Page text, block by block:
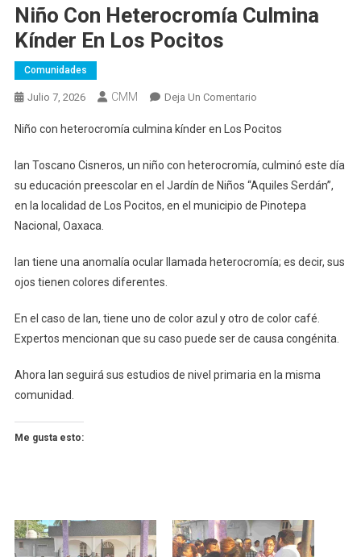
Niño Con Heterocromía Culmina
Kínder En Los Pocitos
Comunidades
Julio 7, 2026 CMM Deja Un ComentarioEn
Con
Culmina
Kínder
En
Niño con heterocromía culmina kínder en Los Pocitos
Ian Toscano Cisneros, un niño con heterocromía, culminó este día
su educación preescolar en el Jardín de Niños “Aquiles Serdán”,
en la localidad de Los Pocitos, en el municipio de Pinotepa
Nacional, Oaxaca.
Ian tiene una anomalía ocular llamada heterocromía; es decir, sus
ojos tienen colores diferentes.
En el caso de Ian, tiene uno de color azul y otro de color café.
Expertos mencionan que su caso puede ser de causa congénita.
Ahora Ian seguirá sus estudios de nivel primaria en la misma
comunidad.
Me gusta esto: